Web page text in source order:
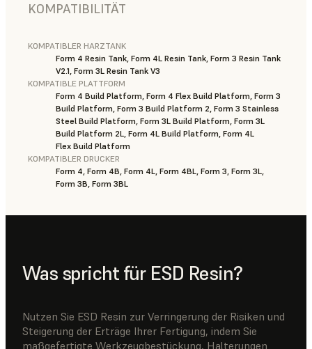
KOMPATIBILITÄT
KOMPATIBLER HARZTANK
Form 4 Resin Tank, Form 4L Resin Tank, Form 3 Resin Tank
V2.1, Form 3L Resin Tank V3
KOMPATIBLE PLATTFORM
Form 4 Build Platform, Form 4 Flex Build Platform, Form 3
Build Platform, Form 3 Build Platform 2, Form 3 Stainless
Steel Build Platform, Form 3L Build Platform, Form 3L
Build Platform 2L, Form 4L Build Platform, Form 4L
Flex Build Platform
KOMPATIBLER DRUCKER
Form 4, Form 4B, Form 4L, Form 4BL, Form 3, Form 3L,
Form 3B, Form 3BL
Was spricht für ESD Resin?
Nutzen Sie ESD Resin zur Verringerung der Risiken und
Steigerung der Erträge Ihrer Fertigung, indem Sie
maßgefertigte Werkzeugbestückung, Halterungen